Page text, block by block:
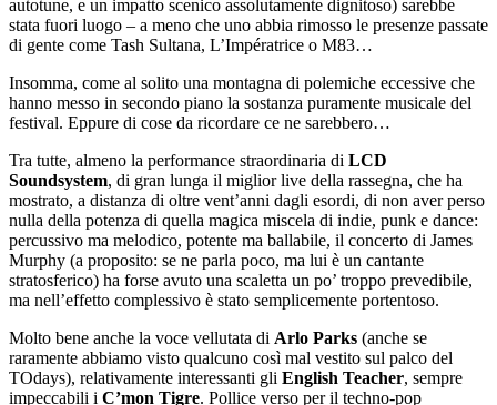
autotune, e un impatto scenico assolutamente dignitoso) sarebbe
stata fuori luogo – a meno che uno abbia rimosso le presenze passate
di gente come Tash Sultana, L’Impératrice o M83…
Insomma, come al solito una montagna di polemiche eccessive che
hanno messo in secondo piano la sostanza puramente musicale del
festival. Eppure di cose da ricordare ce ne sarebbero…
Tra tutte, almeno la performance straordinaria di LCD
Soundsystem, di gran lunga il miglior live della rassegna, che ha
mostrato, a distanza di oltre vent’anni dagli esordi, di non aver perso
nulla della potenza di quella magica miscela di indie, punk e dance:
percussivo ma melodico, potente ma ballabile, il concerto di James
Murphy (a proposito: se ne parla poco, ma lui è un cantante
stratosferico) ha forse avuto una scaletta un po’ troppo prevedibile,
ma nell’effetto complessivo è stato semplicemente portentoso.
Molto bene anche la voce vellutata di Arlo Parks (anche se
raramente abbiamo visto qualcuno così mal vestito sul palco del
TOdays), relativamente interessanti gli English Teacher, sempre
impeccabili i C’mon Tigre. Pollice verso per il techno-pop